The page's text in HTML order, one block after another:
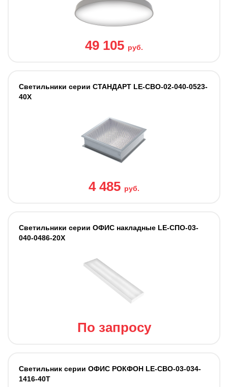
49 105 руб.
Светильники cерии СТАНДАРТ LE-СВО-02-040-0523-
40Х
4 485 руб.
Светильники серии ОФИС накладные LE-СПО-03-
040-0486-20Х
По запросу
Светильник серии ОФИС РОКФОН LE-СВО-03-034-
1416-40Т